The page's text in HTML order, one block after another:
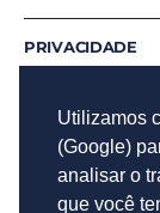
Utilizamos
(Google)
analisar o
que você
PRIVACIDADE
INSCREVA - SE
Para obter